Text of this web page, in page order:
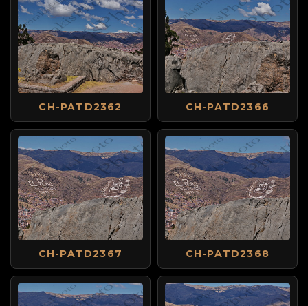
CH-PATD2362 CH-PATD2366
CH-PATD2367 CH-PATD2368